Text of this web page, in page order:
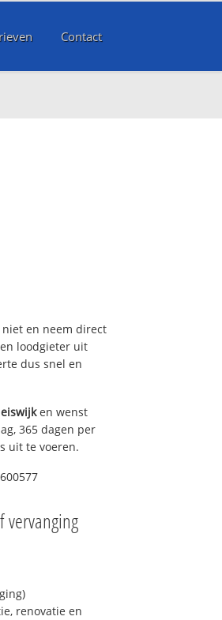
Contact
niet en neem direct
loodgieter uit
dus snel en
en wenst
365 dagen per
uit te voeren.
renovatie en